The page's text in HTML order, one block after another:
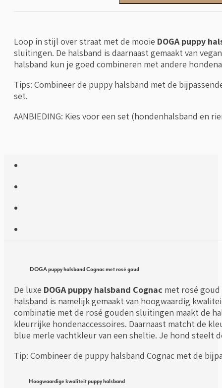
Loop in stijl over straat met de mooie DOGA puppy
sluitingen. De halsband is daarnaast gemaakt van
halsband kun je goed combineren met andere
Tips: Combineer de puppy halsband met de
set.
AANBIEDING: Kies voor een set (hondenhalsband en
DOGA puppy halsband Cognac met rosé goud
De luxe DOGA puppy halsband Cognac met rosé
halsband is namelijk gemaakt van hoogwaardig
combinatie met de rosé gouden sluitingen maakt de
kleurrijke hondenaccessoires. Daarnaast matcht de
blue merle vachtkleur van een sheltie. Je hond steelt
Tip: Combineer de puppy halsband Cognac met de
Hoogwaardige kwaliteit puppy halsband